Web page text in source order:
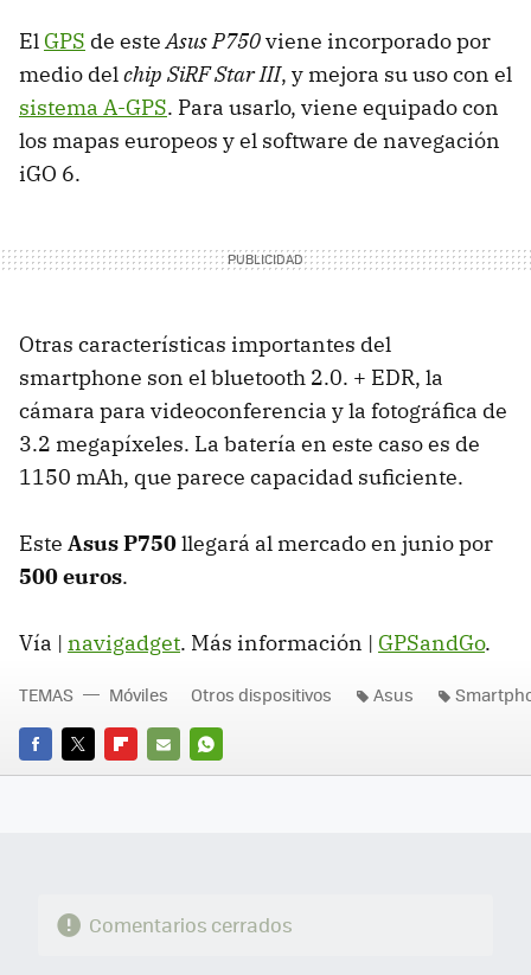
El GPS de esteAsus P750viene incorporado por
medio delchip SiRF Star III, y mejora su uso con el
sistema A-GPS. Para usarlo, viene equipado con
los mapas europeos y el software de navegación
iGO 6.
Otras características importantes del
smartphone son el bluetooth 2.0. + EDR, la
cámara para videoconferencia y la fotográfica de
3.2 megapíxeles. La batería en este caso es de
1150 mAh, que parece capacidad suficiente.
Este Asus P750llegará al mercado en junio por
500 euros.
Vía | navigadget. Más información | GPSandGo.
FACEBOOK
TWITTERFLIPBOARD
E-
WHATSAPP
TEMAS Móviles Otros dispositivos Asus
Comentarios cerrados